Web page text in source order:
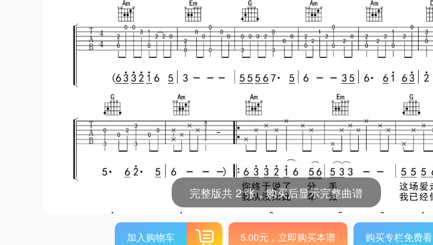
完整版共 2 张，购买后显示完整曲谱
加入购物车 5.00元，立即购买本谱 购买专栏免费看